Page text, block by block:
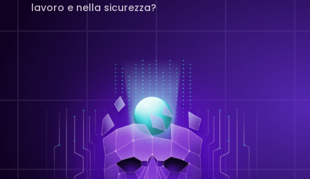
lavoro e nella sicurezza?